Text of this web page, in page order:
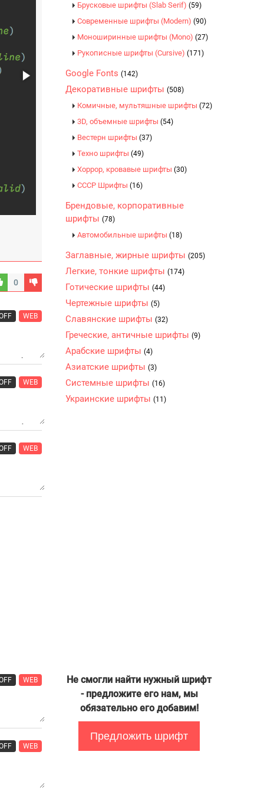
0
WEB
WEB
WEB
WEB
WEB
Брусковые шрифты (Slab Serif) (59)
Современные шрифты (Modern) (90)
Моноширинные шрифты (Mono) (27)
Рукописные шрифты (Cursive) (171)
Google Fonts (142)
Декоративные шрифты (508)
Комичные, мультяшные шрифты (72)
3D, объемные шрифты (54)
Вестерн шрифты (37)
Техно шрифты (49)
Хоррор, кровавые шрифты (30)
CCCР Шрифты (16)
Брендовые, корпоративные
шрифты (78)
Автомобильные шрифты (18)
Заглавные, жирные шрифты (205)
Легкие, тонкие шрифты (174)
Готические шрифты (44)
Чертежные шрифты (5)
Славянские шрифты (32)
Греческие, античные шрифты (9)
Арабские шрифты (4)
Азиатские шрифты (3)
Системные шрифты (16)
Украинские шрифты (11)
Не смогли найти нужный шрифт
- предложите его нам, мы
обязательно его добавим!
Предложить шрифт